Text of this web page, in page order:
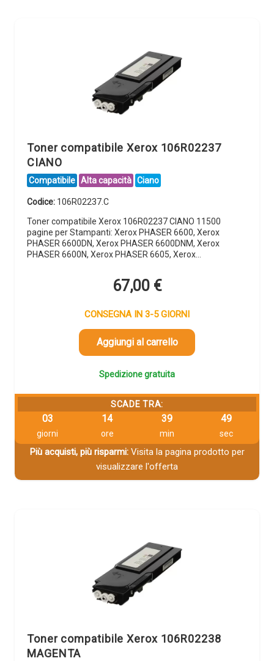
Toner compatibile Xerox 106R02237
CIANO
Compatibile Alta capacità Ciano
Codice: 106R02237.C
Toner compatibile Xerox 106R02237 CIANO 11500
pagine per Stampanti: Xerox PHASER 6600, Xerox
PHASER 6600DN, Xerox PHASER 6600DNM, Xerox
PHASER 6600N, Xerox PHASER 6605, Xerox…
67,00 €
CONSEGNA IN 3-5 GIORNI
Aggiungi al carrello
Spedizione gratuita
SCADE TRA:
03
giorni
14
ore
39
min
48
sec
Più acquisti, più risparmi:Visita la pagina prodotto per
visualizzare l'offerta
Toner compatibile Xerox 106R02238
MAGENTA